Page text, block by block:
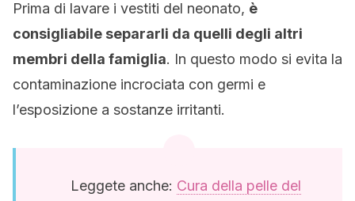
Prima di lavare i vestiti del neonato, è
consigliabile separarli da quelli degli altri
membri della famiglia. In questo modo si evita la
contaminazione incrociata con germi e
l’esposizione a sostanze irritanti.
Leggete anche: Cura della pelle del